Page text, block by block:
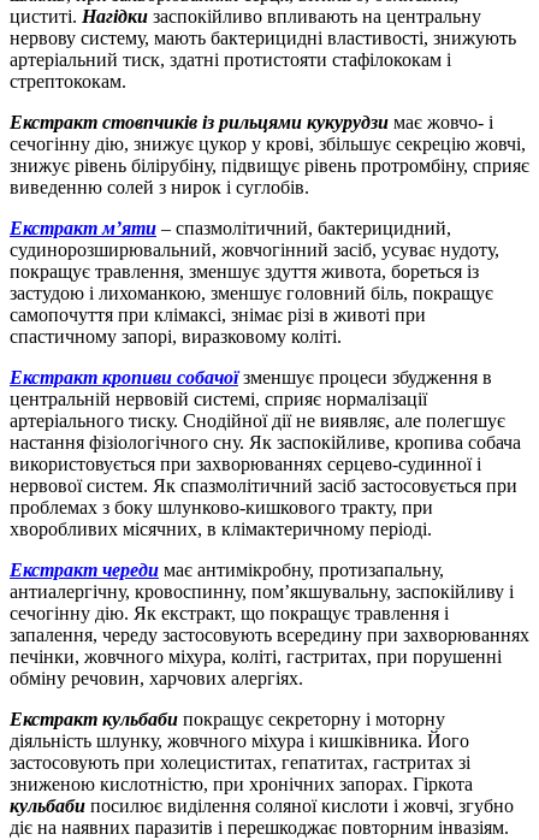
циститі. Нагідки заспокійливо впливають на центральну
нервову систему, мають бактерицидні властивості, знижують
артеріальний тиск, здатні протистояти стафілококам і
стрептококам.
Екстракт стовпчиків із рильцями кукурудзи має жовчо- і
сечогінну дію, знижує цукор у крові, збільшує секрецію жовчі,
знижує рівень білірубіну, підвищує рівень протромбіну, сприяє
виведенню солей з нирок і суглобів.
Екстракт м’яти – спазмолітичний, бактерицидний,
судинорозширювальний, жовчогінний засіб, усуває нудоту,
покращує травлення, зменшує здуття живота, бореться із
застудою і лихоманкою, зменшує головний біль, покращує
самопочуття при клімаксі, знімає різі в животі при
спастичному запорі, виразковому коліті.
Екстракт кропиви собачоїзменшує процеси збудження в
центральній нервовій системі, сприяє нормалізації
артеріального тиску. Снодійної дії не виявляє, але полегшує
настання фізіологічного сну. Як заспокійливе, кропива собача
використовується при захворюваннях серцево-судинної і
нервової систем. Як спазмолітичний засіб застосовується при
проблемах з боку шлунково-кишкового тракту, при
хворобливих місячних, в клімактеричному періоді.
Екстракт череди має антимікробну, протизапальну,
антиалергічну, кровоспинну, пом’якшувальну, заспокійливу і
сечогінну дію. Як екстракт, що покращує травлення і
запалення, череду застосовують всередину при захворюваннях
печінки, жовчного міхура, коліті, гастритах, при порушенні
обміну речовин, харчових алергіях.
Екстракт кульбаби покращує секреторну і моторну
діяльність шлунку, жовчного міхура і кишківника. Його
застосовують при холециститах, гепатитах, гастритах зі
зниженою кислотністю, при хронічних запорах. Гіркота
кульбаби посилює виділення соляної кислоти і жовчі, згубно
діє на наявних паразитів і перешкоджає повторним інвазіям.